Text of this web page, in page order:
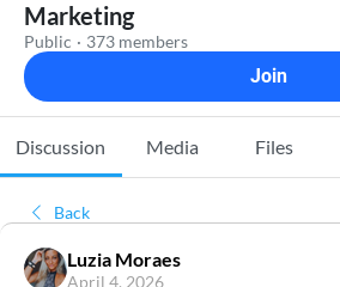
Marketing
Public · 373 members
Join
Discussion Media Files
Back
Luzia Moraes
April 4, 2026